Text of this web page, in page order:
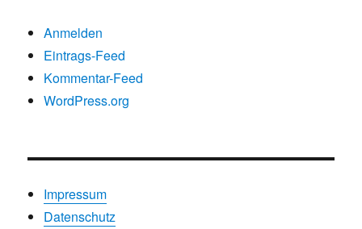
Anmelden
Eintrags-Feed
Kommentar-Feed
WordPress.org
Impressum
Datenschutz